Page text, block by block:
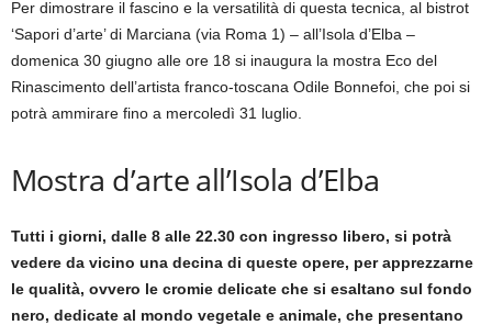
Per dimostrare il fascino e la versatilità di questa tecnica, al bistrot
‘Sapori d’arte’ di Marciana (via Roma 1) – all’Isola d’Elba –
domenica 30 giugno alle ore 18 si inaugura la mostra Eco del
Rinascimento dell’artista franco-toscana Odile Bonnefoi, che poi si
potrà ammirare fino a mercoledì 31 luglio.
Mostra d’arte all’Isola d’Elba
Tutti i giorni, dalle 8 alle 22.30 con ingresso libero, si potrà
vedere da vicino una decina di queste opere, per apprezzarne
le qualità, ovvero le cromie delicate che si esaltano sul fondo
nero, dedicate al mondo vegetale e animale, che presentano